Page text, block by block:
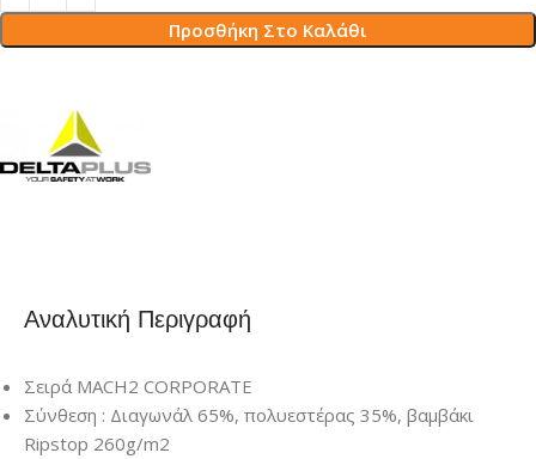
Προσθήκη Στο Καλάθι
Αναλυτική Περιγραφή
Σειρά MACH2 CORPORATE
Σύνθεση : Διαγωνάλ 65%, πολυεστέρας 35%, βαμβάκι
Ripstop 260g/m2